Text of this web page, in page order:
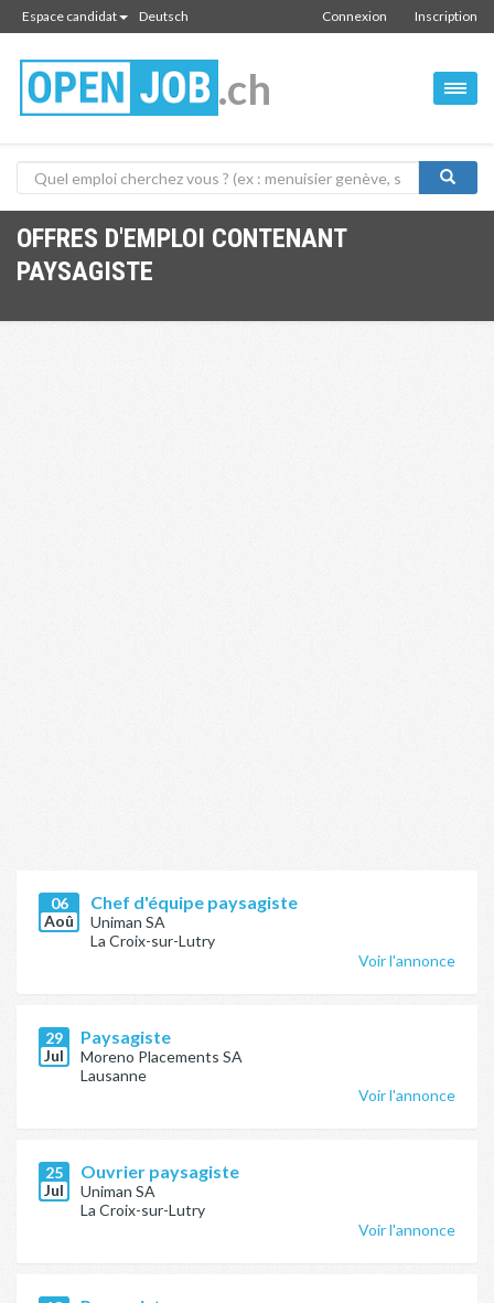
Espace candidat Deutsch Inscription
Connexion
.ch
OFFRES D'EMPLOI CONTENANT
PAYSAGISTE
06
Aoû
Chef d'équipe paysagiste
Uniman SA
La Croix-sur-Lutry
Voir l'annonce
29
Jul
Paysagiste
Moreno Placements SA
Lausanne
Voir l'annonce
25
Jul
Ouvrier paysagiste
Uniman SA
La Croix-sur-Lutry
Voir l'annonce